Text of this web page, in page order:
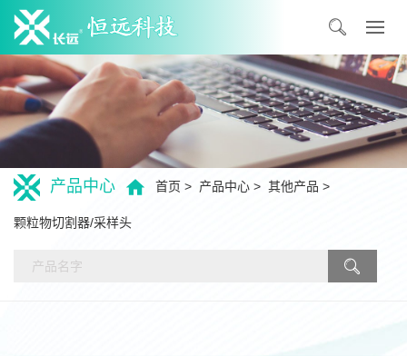
产品中心 首页 产品中心 其他产品
颗粒物切割器/采样头